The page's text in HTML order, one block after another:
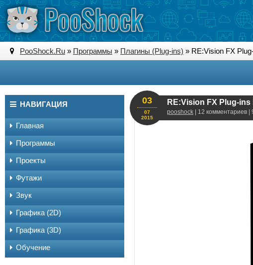
PooShock.Ru » Программы » Плагины (Plug-ins) » RE:Vision FX
RE:Vision FX Plug-
pooshock | 12 комментариев
03
07
2015
НАВИГАЦИЯ
Главная
Программы
Проекты
Футажи
Звук
Графика (2D)
Графика (3D)
Обучение